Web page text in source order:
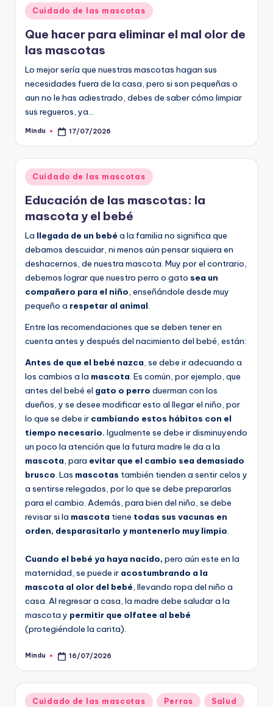
Publicado
en
Cuidado de las mascotas
Que hacer para eliminar el mal olor de
las mascotas
Lo mejor sería que nuestras mascotas hagan sus
necesidades fuera de la casa, pero si son pequeñas o
aun no le has adiestrado, debes de saber cómo limpiar
sus regueros, ya…
Publicado
Mindu 17/07/2026
Publicado
en
Cuidado de las mascotas
Educación de las mascotas: la
mascota y el bebé
La llegada de un bebé a la familia no significa que
debamos descuidar, ni menos aún pensar siquiera en
deshacernos, de nuestra mascota. Muy por el contrario,
debemos lograr que nuestro perro o gato sea un
compañero para el niño, enseñándole desde muy
pequeño a respetar al animal.
Entre las recomendaciones que se deben tener en
cuenta antes y después del nacimiento del bebé, están:
Antes de que el bebé nazca, se debe ir adecuando a
los cambios a la mascota. Es común, por ejemplo, que
antes del bebé el gato o perro duerman con los
dueños, y se desee modificar esto al llegar el niño, por
lo que se debe ir cambiando estos hábitos con el
tiempo necesario. Igualmente se debe ir disminuyendo
un poco la atención que la futura madre le da a la
mascota, para evitar que el cambio sea demasiado
brusco. Las mascotas también tienden a sentir celos y
a sentirse relegados, por lo que se debe prepararlas
para el cambio. Además, para bien del niño, se debe
revisar si la mascota tiene todas sus vacunas en
orden, desparasitarlo y mantenerlo muy limpio.
Cuando el bebé ya haya nacido, pero aún este en la
maternidad, se puede ir acostumbrando a la
mascota al olor del bebé, llevando ropa del niño a
casa. Al regresar a casa, la madre debe saludar a la
mascota y permitir que olfatee al bebé
(protegiéndole la carita).
Publicado
Mindu 16/07/2026
Publicado
Cuidado de las mascotas Perros Salud